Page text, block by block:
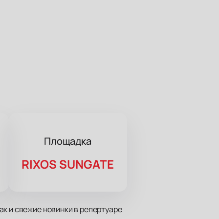
Площадка
RIXOS SUNGATE
и свежие новинки в репертуаре